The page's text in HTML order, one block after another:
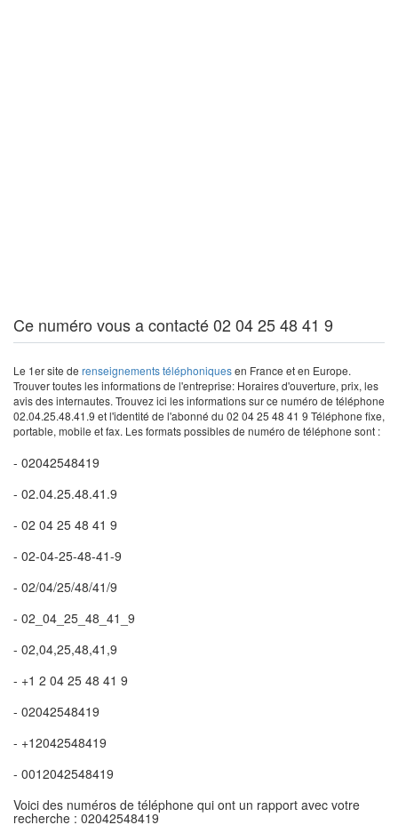
Ce numéro vous a contacté 02 04 25 48 41 9
Le 1er site de renseignements téléphoniquesen France et en Europe.
Trouver toutes les informations de l'entreprise: Horaires d'ouverture, prix, les
avis des internautes. Trouvez ici les informations sur ce numéro de téléphone
02.04.25.48.41.9 et l'identité de l'abonné du 02 04 25 48 41 9 Téléphone fixe,
portable, mobile et fax. Les formats possibles de numéro de téléphone sont :
- 02042548419
- 02.04.25.48.41.9
- 02 04 25 48 41 9
- 02-04-25-48-41-9
- 02/04/25/48/41/9
- 02_04_25_48_41_9
- 02,04,25,48,41,9
- +1 2 04 25 48 41 9
- 02042548419
- +12042548419
- 0012042548419
Voici des numéros de téléphone qui ont un rapport avec votre
recherche : 02042548419